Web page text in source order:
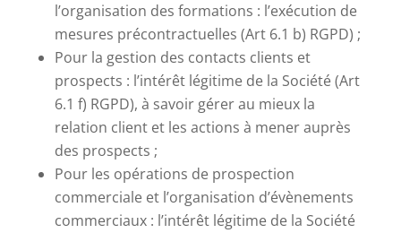
l’organisation des formations : l’exécution de
mesures précontractuelles (Art 6.1 b) RGPD) ;
Pour la gestion des contacts clients et
prospects : l’intérêt légitime de la Société (Art
6.1 f) RGPD), à savoir gérer au mieux la
relation client et les actions à mener auprès
des prospects ;
Pour les opérations de prospection
commerciale et l’organisation d’évènements
commerciaux : l’intérêt légitime de la Société